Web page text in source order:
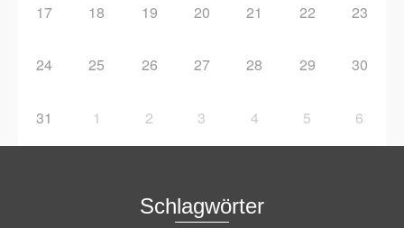
17 18 19 20 21 22 23
24 25 26 27 28 29 30
31 1 2 3 4 5 6
Schlagwörter